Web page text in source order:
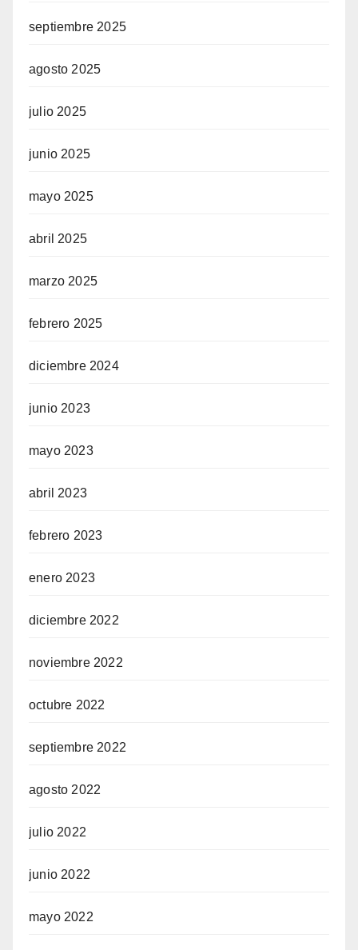
septiembre 2025
agosto 2025
julio 2025
junio 2025
mayo 2025
abril 2025
marzo 2025
febrero 2025
diciembre 2024
junio 2023
mayo 2023
abril 2023
febrero 2023
enero 2023
diciembre 2022
noviembre 2022
octubre 2022
septiembre 2022
agosto 2022
julio 2022
junio 2022
mayo 2022